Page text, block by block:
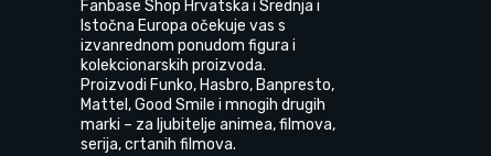
Fanbase Shop Hrvatska i Srednja i
Istočna Europa očekuje vas s
izvanrednom ponudom figura i
kolekcionarskih proizvoda.
Proizvodi Funko, Hasbro, Banpresto,
Mattel, Good Smile i mnogih drugih
marki – za ljubitelje animea, filmova,
serija, crtanih filmova.